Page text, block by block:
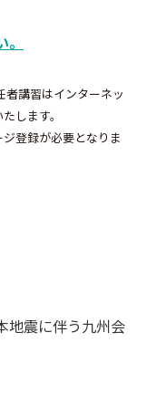
講習はインターネッ
します。
登録が必要となりま
地震に伴う九州会